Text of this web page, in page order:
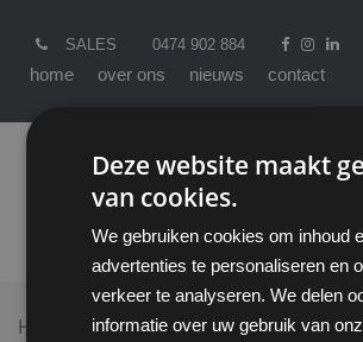
SALES 0474 902 884
home over ons nieuws contact
Home >All Products Coolvest
Deze website maakt
van cookies.
We gebruiken cookies om inhoud
advertenties te personaliseren en
verkeer te analyseren. We delen
informatie over uw gebruik van